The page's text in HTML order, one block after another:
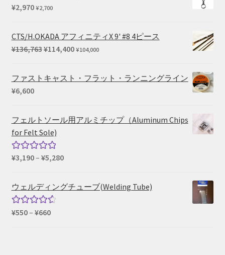
¥2,970 ¥2,700
CTS/H.OKADA アフィニティX 9' #8 4ピース
¥136,763元
価
で
し
た。
¥114,400現
¥114,400
¥104,000
ファストキャスト・フラット・ランニングライン
¥6,600
フェルトソール用アルミチップ（Aluminum Chips
for Felt Sole)
5段階中
¥3,190– ¥5,280価
帯:
ウェルディングチューブ(Welding Tube)
5段階中
¥550– ¥660価